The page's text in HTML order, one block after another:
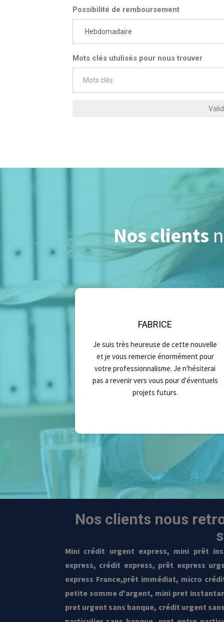
Possibilité de remboursement
Mots clés utulisés pour nous trouver
Nos clients
FABRICE
Je suis très heureuse de cette nouvelle
et je vous remercie énormément pour
votre professionnalisme. Je n'hésiterai
pas a revenir vers vous pour d'éventuels
projets futurs.
Nos clients nous
Mini crédit urgent express, mini prêt
express, crédit express, prêt express
express France,prêt immédiat, micro
petite somme d'argent, mini pret
pret urgent sans banque, crédit urgent